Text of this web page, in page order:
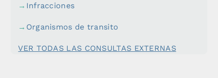
→ Infracciones
→ Organismos de transito
VER TODAS LAS CONSULTAS EXTERNAS